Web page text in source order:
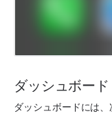
ダッシュボード
ダッシュボードには